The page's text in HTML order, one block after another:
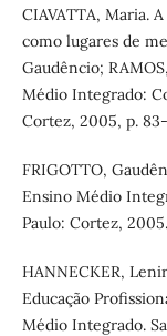
CIAVATTA, Maria.
como lugares de
Gaudêncio;
Médio Integrado:
Cortez, 2005, p.
FRIGOTTO,
Ensino Médio
Paulo: Cortez, 2005.
HANNECKER,
Educação
Médio Integrado.